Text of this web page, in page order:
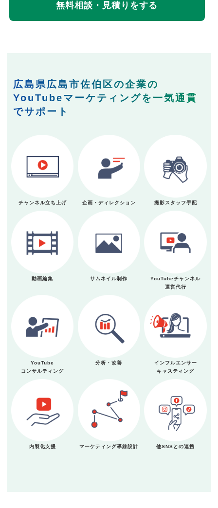
無料相談・見積りをする
広島県広島市佐伯区の企業の
YouTubeマーケティングを一気通貫
でサポート
チャンネル立ち上げ 企画・ディレクション 撮影スタッフ手配
動画編集 サムネイル制作
YouTubeチャンネル
運営代行
YouTube
コンサルティング
分析・改善
インフルエンサー
キャスティング
内製化支援 マーケティング導線設計 他SNSとの連携